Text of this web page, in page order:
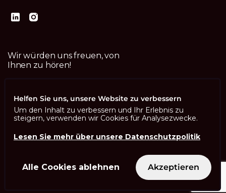
Wir würden uns freuen, von
Ihnen zu hören!
ISO 13485
ISO/IEC 27001
Helfen Sie uns, unsere Website zu verbessern
Um den Inhalt zu verbessern und Ihr Erlebnis zu
steigern, verwenden wir Cookies für Analysezwecke.
Lesen Sie mehr über unsere Datenschutzpolitik
Alle Cookies ablehnen Akzeptieren